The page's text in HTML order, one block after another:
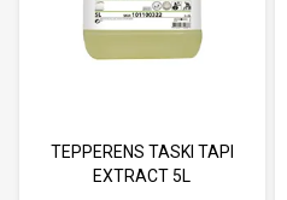
TEPPERENS TASKI TAPI
EXTRACT 5L